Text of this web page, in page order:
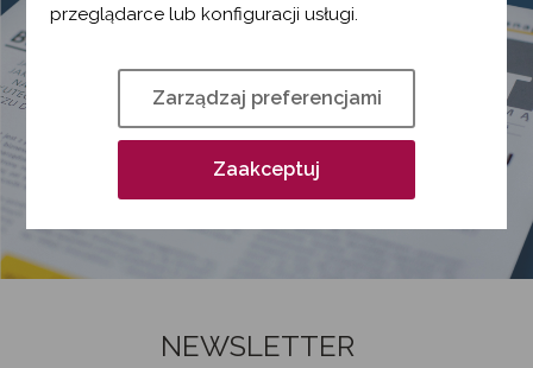
NEWSLETTER
przeglądarce lub konfiguracji usługi.
Zarządzaj preferencjami
Zaakceptuj